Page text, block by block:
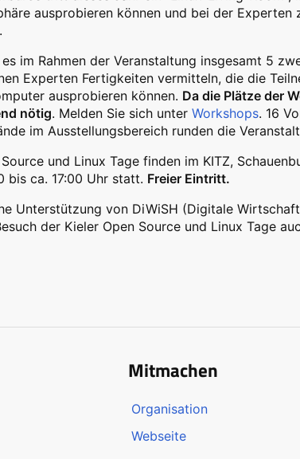
ausprobieren können und bei der Experten
im Rahmen der Veranstaltung insgesamt 5
Experten Fertigkeiten vermitteln, die die
ausprobieren können. Da die Plätze der
nötig. Melden Sie sich unter Workshops. 16
im Ausstellungsbereich runden die
und Linux Tage finden im KITZ,
bis ca. 17:00 Uhr statt. Freier Eintritt.
Unterstützung von DiWiSH (Digitale
der Kieler Open Source und Linux Tage
Mitmachen
Organisation
Webseite